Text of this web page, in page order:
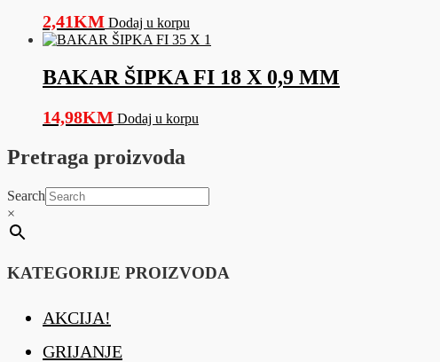
2,41KM Dodaj u korpu
BAKAR ŠIPKA FI 18 X 0,9 MM
14,98KM Dodaj u korpu
Pretraga proizvoda
Search
×
KATEGORIJE PROIZVODA
AKCIJA!
GRIJANJE